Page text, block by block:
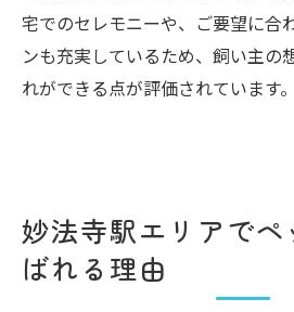
宅でのセレモニーや、ご要望に合
ンも充実しているため、飼い主の
れができる点が評価されています。
妙法寺駅エリアでペ
ばれる理由